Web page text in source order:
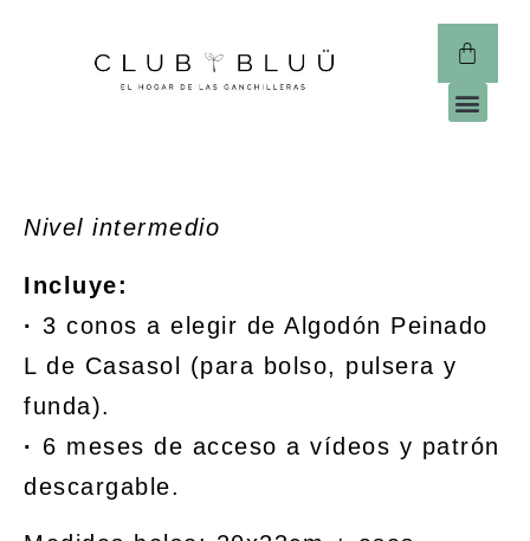
Nivel intermedio
Incluye:
· 3 conos a elegir de Algodón Peinado
L de Casasol (para bolso, pulsera y
funda).
· 6 meses de acceso a vídeos y patrón
descargable.